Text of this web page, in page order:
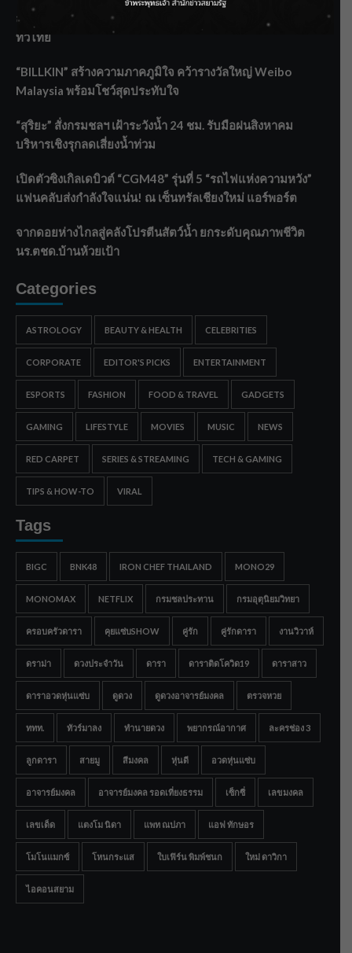
ลุยไม่หยุด!! กรมชลฯ เร่งเคลียร์ผักตบชวา-ติดตั้งเครื่องสูบน้ำ
ทั่วไทย
“BILLKIN” สร้างความภาคภูมิใจ คว้ารางวัลใหญ่ Weibo
Malaysia พร้อมโชว์สุดประทับใจ
“สุริยะ” สั่งกรมชลฯ เฝ้าระวังน้ำ 24 ชม. รับมือฝนสิงหาคม
บริหารเชิงรุกลดเสี่ยงน้ำท่วม
เปิดตัวซิงเกิลเดบิวต์ “CGM48” รุ่นที่ 5 “รถไฟแห่งความหวัง”
แฟนคลับส่งกำลังใจแน่น! ณ เซ็นทรัลเชียงใหม่ แอร์พอร์ต
จากดอยห่างไกลสู่คลังโปรตีนสัตว์น้ำ ยกระดับคุณภาพชีวิต
นร.ตชด.บ้านห้วยเป้า
Categories
ASTROLOGY BEAUTY & HEALTH CELEBRITIES
CORPORATE EDITOR'S PICKS ENTERTAINMENT
ESPORTS FASHION FOOD & TRAVEL GADGETS
GAMING LIFESTYLE MOVIES MUSIC NEWS
RED CARPET SERIES & STREAMING TECH & GAMING
TIPS & HOW-TO VIRAL
Tags
BIGC BNK48 IRON CHEF THAILAND MONO29
MONOMAX NETFLIX กรมชลประทาน กรมอุตุนิยมวิทยา
ครอบครัวดารา คุยแซ่บSHOW คู่รัก คู่รักดารา งานวิวาห์
ดราม่า ดวงประจำวัน ดารา ดาราติดโควิด19 ดาราสาว
ดาราอวดหุ่นแซ่บ ดูดวง ดูดวงอาจารย์มงคล ตรวจหวย
ททท. ทัวร์มาลง ทำนายดวง พยากรณ์อากาศ ละครช่อง 3
ลูกดารา สายมู สีมงคล หุ่นดี อวดหุ่นแซ่บ
อาจารย์มงคล อาจารย์มงคล รอดเที่ยงธรรม เซ็กซี่ เลขมงคล
เลขเด็ด แตงโม นิดา แพท ณปภา แอฟ ทักษอร
โมโนแมกซ์ โหนกระแส ใบเฟิร์น พิมพ์ชนก ใหม่ ดาวิกา
ไอคอนสยาม